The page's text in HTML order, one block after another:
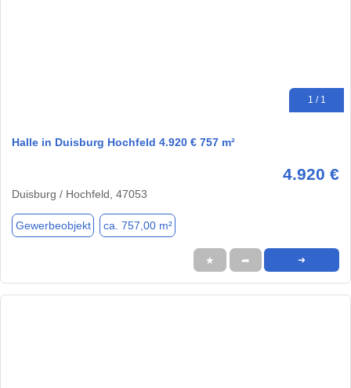
1 / 1
Halle in Duisburg Hochfeld 4.920 € 757 m²
4.920 €
Duisburg / Hochfeld, 47053
Gewerbeobjekt ca. 757,00 m²
★ ➦ ➜